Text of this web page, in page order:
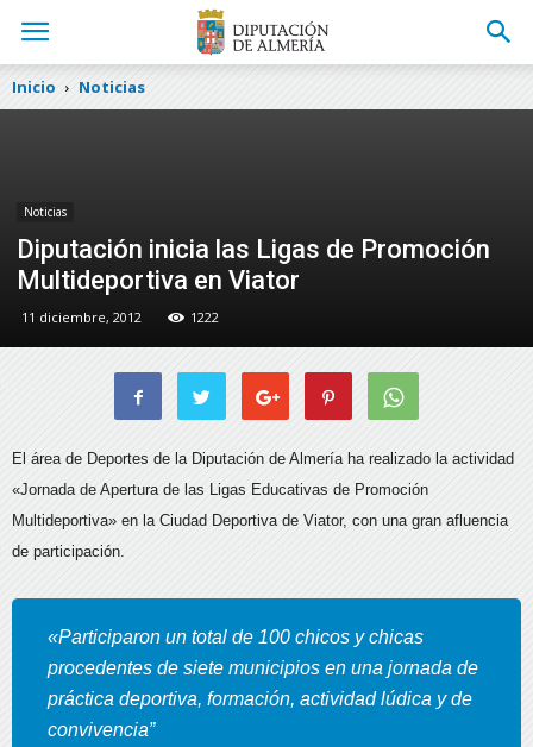
Inicio Noticias
Noticias
Diputación inicia las Ligas de Promoción
Multideportiva en Viator
11 diciembre, 2012 1222
El área de Deportes de la Diputación de Almería ha realizado la actividad
«Jornada de Apertura de las Ligas Educativas de Promoción
Multideportiva» en la Ciudad Deportiva de Viator, con una gran afluencia
de participación.
«Participaron un total de 100 chicos y chicas
procedentes de siete municipios en una jornada de
práctica deportiva, formación, actividad lúdica y de
convivencia”